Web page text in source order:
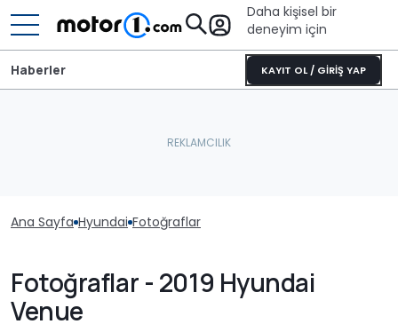
Daha kişisel bir
deneyim için
KAYIT OL / GİRİŞ YAP
Haberler
Ana Sayfa Hyundai Fotoğraflar
Fotoğraflar - 2019 Hyundai
Venue